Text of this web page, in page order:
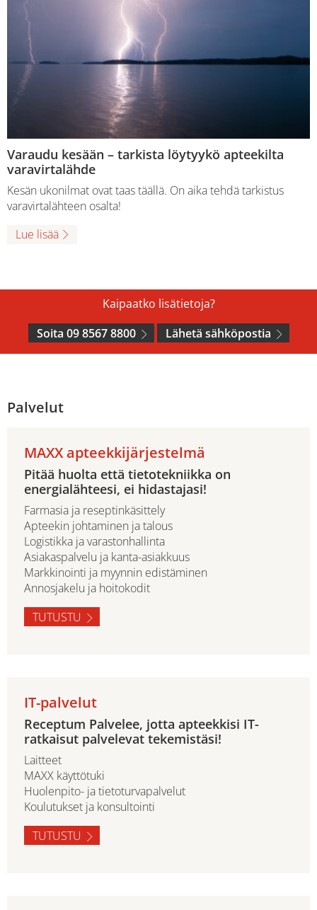
Varaudu kesään – tarkista löytyykö apteekilta
varavirtalähde
Kesän ukonilmat ovat taas täällä. On aika tehdä tarkistus
varavirtalähteen osalta!
Lue lisää
Kaipaatko lisätietoja?
Soita 09 8567 8800
Lähetä sähköpostia
Palvelut
MAXX apteekkijärjestelmä
Pitää huolta että tietotekniikka on
energialähteesi, ei hidastajasi!
Farmasia ja reseptinkäsittely
Apteekin johtaminen ja talous
Logistikka ja varastonhallinta
Asiakaspalvelu ja kanta-asiakkuus
Markkinointi ja myynnin edistäminen
Annosjakelu ja hoitokodit
TUTUSTU
IT-palvelut
Receptum Palvelee, jotta apteekkisi IT-
ratkaisut palvelevat tekemistäsi!
Laitteet
MAXX käyttötuki
Huolenpito- ja tietoturvapalvelut
Koulutukset ja konsultointi
TUTUSTU